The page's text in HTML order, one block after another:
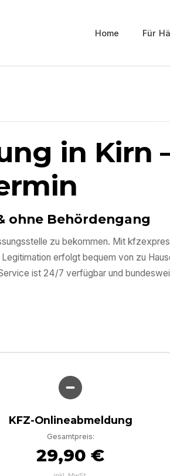
Home Für
in Kirn
ohne Behördengang
zu bekommen. Mit
erfolgt bequem von zu
ist 24/7 verfügbar und
KFZ-Onlineabmeldung
Gesamtpreis:
29,90 €